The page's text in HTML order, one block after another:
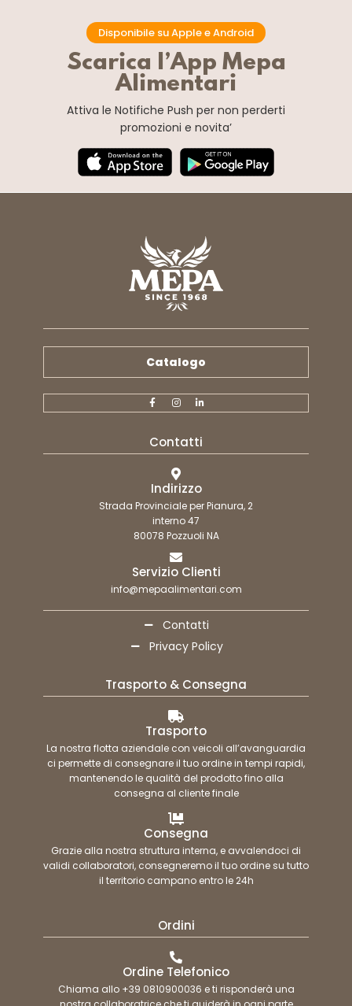
Disponibile su Apple e Android
Scarica l’App Mepa
Alimentari
Attiva le Notifiche Push per non perderti
promozioni e novita’
Catalogo
Contatti
Indirizzo
Strada Provinciale per Pianura, 2
interno 47
80078 Pozzuoli NA
Servizio Clienti
info@mepaalimentari.com
Contatti
Privacy Policy
Trasporto & Consegna
Trasporto
La nostra flotta aziendale con veicoli all’avanguardia
ci permette di consegnare il tuo ordine in tempi rapidi,
mantenendo le qualità del prodotto fino alla
consegna al cliente finale
Consegna
Grazie alla nostra struttura interna, e avvalendoci di
validi collaboratori, consegneremo il tuo ordine su tutto
il territorio campano entro le 24h
Ordini
Ordine Telefonico
Chiama allo +39 0810900036 e ti risponderà una